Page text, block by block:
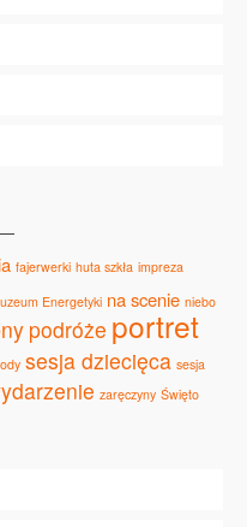
fajerwerki huta szkła impreza
Energetyki na scenie niebo
podróże portret
sesja dziecięca sesja
zaręczyny Święto